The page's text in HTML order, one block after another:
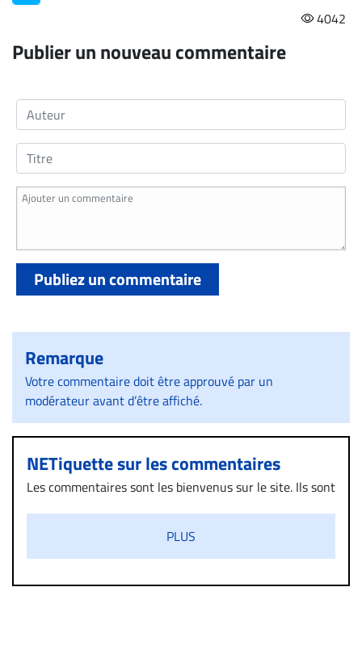
4042
Publier un nouveau commentaire
Publiez un commentaire
Remarque
Votre commentaire doit être approuvé par un
modérateur avant d’être affiché.
NETiquette sur les commentaires
Les commentaires sont les bienvenus sur le site. Ils sont
diffamatoire. Si malgré cette politique de modération,
un commentaire publié sur le site vous dérange, prenez
immédiatement contact par courriel (info@droit-
PLUS